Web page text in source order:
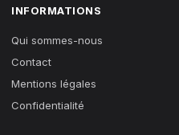
INFORMATIONS
Qui sommes-nous
Contact
Mentions légales
Confidentialité